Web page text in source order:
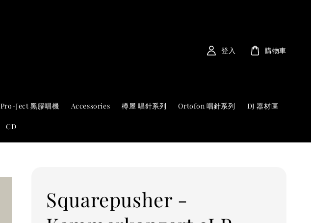
Pro-Ject 黑膠唱機 Accessories 樽屋 唱針系列 Ortofon 唱針系列 DJ 器材區
CD
登入 購物車
Squarepusher -